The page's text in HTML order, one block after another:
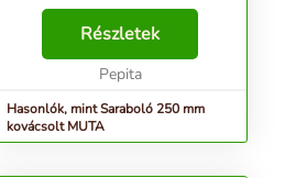
Részletek
Pepita
Hasonlók, mint Saraboló 250 mm
kovácsolt MUTA